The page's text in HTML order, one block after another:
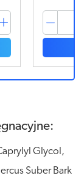
Glycol,
Suber Bark